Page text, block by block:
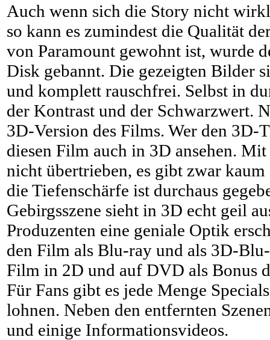
Auch wenn sich die Story nicht
so kann es zumindest die Qualität
von Paramount gewohnt ist, wurde
Disk gebannt. Die gezeigten Bilder
und komplett rauschfrei. Selbst in
der Kontrast und der Schwarzwert.
3D-Version des Films. Wer den 3D-
diesen Film auch in 3D ansehen.
nicht übertrieben, es gibt zwar
die Tiefenschärfe ist durchaus
Gebirgsszene sieht in 3D echt geil
Produzenten eine geniale Optik
den Film als Blu-ray und als 3D-
Film in 2D und auf DVD als Bonus
Für Fans gibt es jede Menge
lohnen. Neben den entfernten
und einige Informationsvideos.